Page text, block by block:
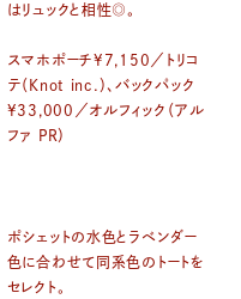
はリュックと相性◎。
スマホポーチ¥7,150／トリコ
テ（Knot inc.）、バックパック
¥33,000／オルフィック（アル
ファ PR）
ポシェットの水色とラベンダー
色に合わせて同系色のトートを
セレクト。